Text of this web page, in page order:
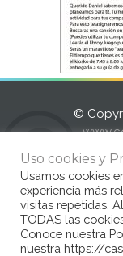
©
Uso cookies y
Usamos cookies
experiencia más
visitas repetidas.
TODAS las
Conoce nuestra
nuestra https://